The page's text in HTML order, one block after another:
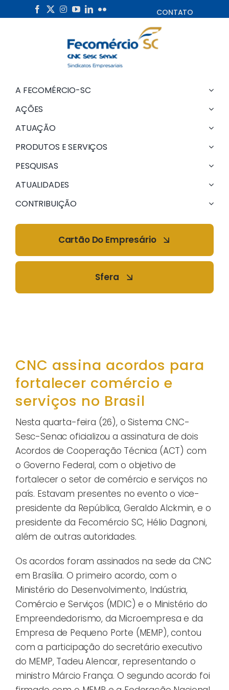
to
CONTATO
A FECOMÉRCIO-SC
AÇÕES
ATUAÇÃO
PRODUTOS E SERVIÇOS
PESQUISAS
ATUALIDADES
CONTRIBUIÇÃO
Cartão Do Empresário
Sfera
CNC assina acordos para
fortalecer comércio e
serviços no Brasil
Nesta quarta-feira (26), o Sistema CNC-
Sesc-Senac oficializou a assinatura de dois
Acordos de Cooperação Técnica (ACT) com
o Governo Federal, com o objetivo de
fortalecer o setor de comércio e serviços no
país. Estavam presentes no evento o vice-
presidente da República, Geraldo Alckmin, e o
presidente da Fecomércio SC, Hélio Dagnoni,
além de outras autoridades.
Os acordos foram assinados na sede da CNC
em Brasília. O primeiro acordo, com o
Ministério do Desenvolvimento, Indústria,
Comércio e Serviços (MDIC) e o Ministério do
Empreendedorismo, da Microempresa e da
Empresa de Pequeno Porte (MEMP), contou
com a participação do secretário executivo
do MEMP, Tadeu Alencar, representando o
ministro Márcio França. O segundo acordo foi